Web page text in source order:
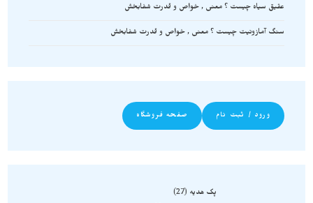
عقیق سیاه چیست ؟ معنی , خواص و قدرت شفابخش
سنگ آمازونیت چیست ؟ معنی , خواص و قدرت شفابخش
ورود / ثبت نام صفحه فروشگاه
پک هدیه
27